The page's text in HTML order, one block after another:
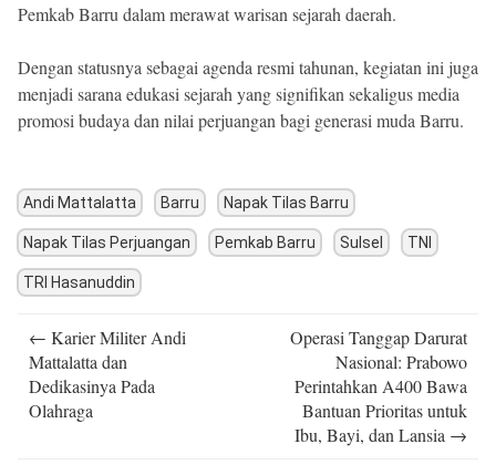
Pemkab Barru dalam merawat warisan sejarah daerah.
Dengan statusnya sebagai agenda resmi tahunan, kegiatan ini juga
menjadi sarana edukasi sejarah yang signifikan sekaligus media
promosi budaya dan nilai perjuangan bagi generasi muda Barru.
Andi Mattalatta Barru Napak Tilas Barru
Napak Tilas Perjuangan Pemkab Barru Sulsel TNI
TRI Hasanuddin
navigation
← Karier Militer Andi
Mattalatta dan
Dedikasinya Pada
Olahraga
Operasi Tanggap Darurat
Nasional: Prabowo
Perintahkan A400 Bawa
Bantuan Prioritas untuk
Ibu, Bayi, dan Lansia →